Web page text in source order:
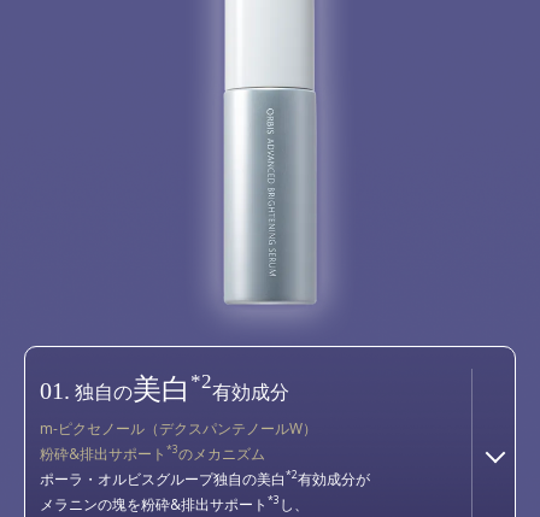
01. 独自の美白 *2有効成分
m-ピクセノール（デクスパンテノールW）
粉砕&排出サポート *3のメカニズム
ポーラ・オルビスグループ独自の美白*2有効成分が
メラニンの塊を粉砕&排出サポート *3 し、